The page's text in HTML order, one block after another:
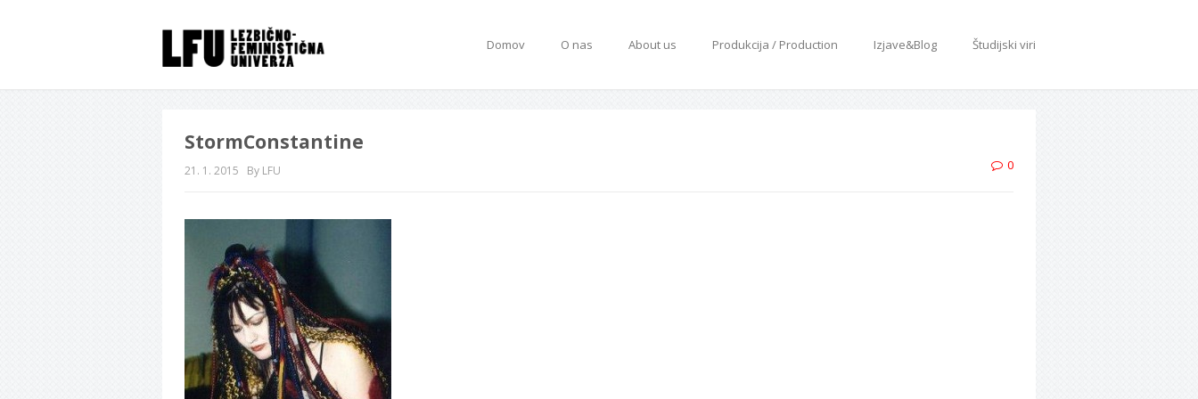
Domov O nas About us Produkcija / Production Izjave&Blog Študijski viri
StormConstantine
21. 1. 2015 By LFU 0